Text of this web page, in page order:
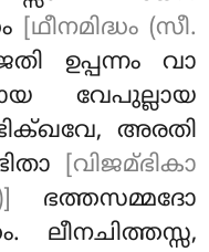
[ഥീനമിദ്ധം (സീ.
ഉപ്പന്നം വാ
വേപുല്ലായ
അരതി
[വിജമ്ഭികാ
ഭത്തസമ്മദോ